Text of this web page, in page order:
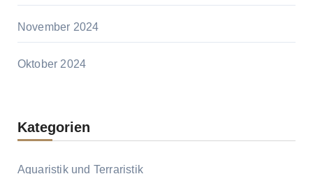
November 2024
Oktober 2024
Kategorien
Aquaristik und Terraristik